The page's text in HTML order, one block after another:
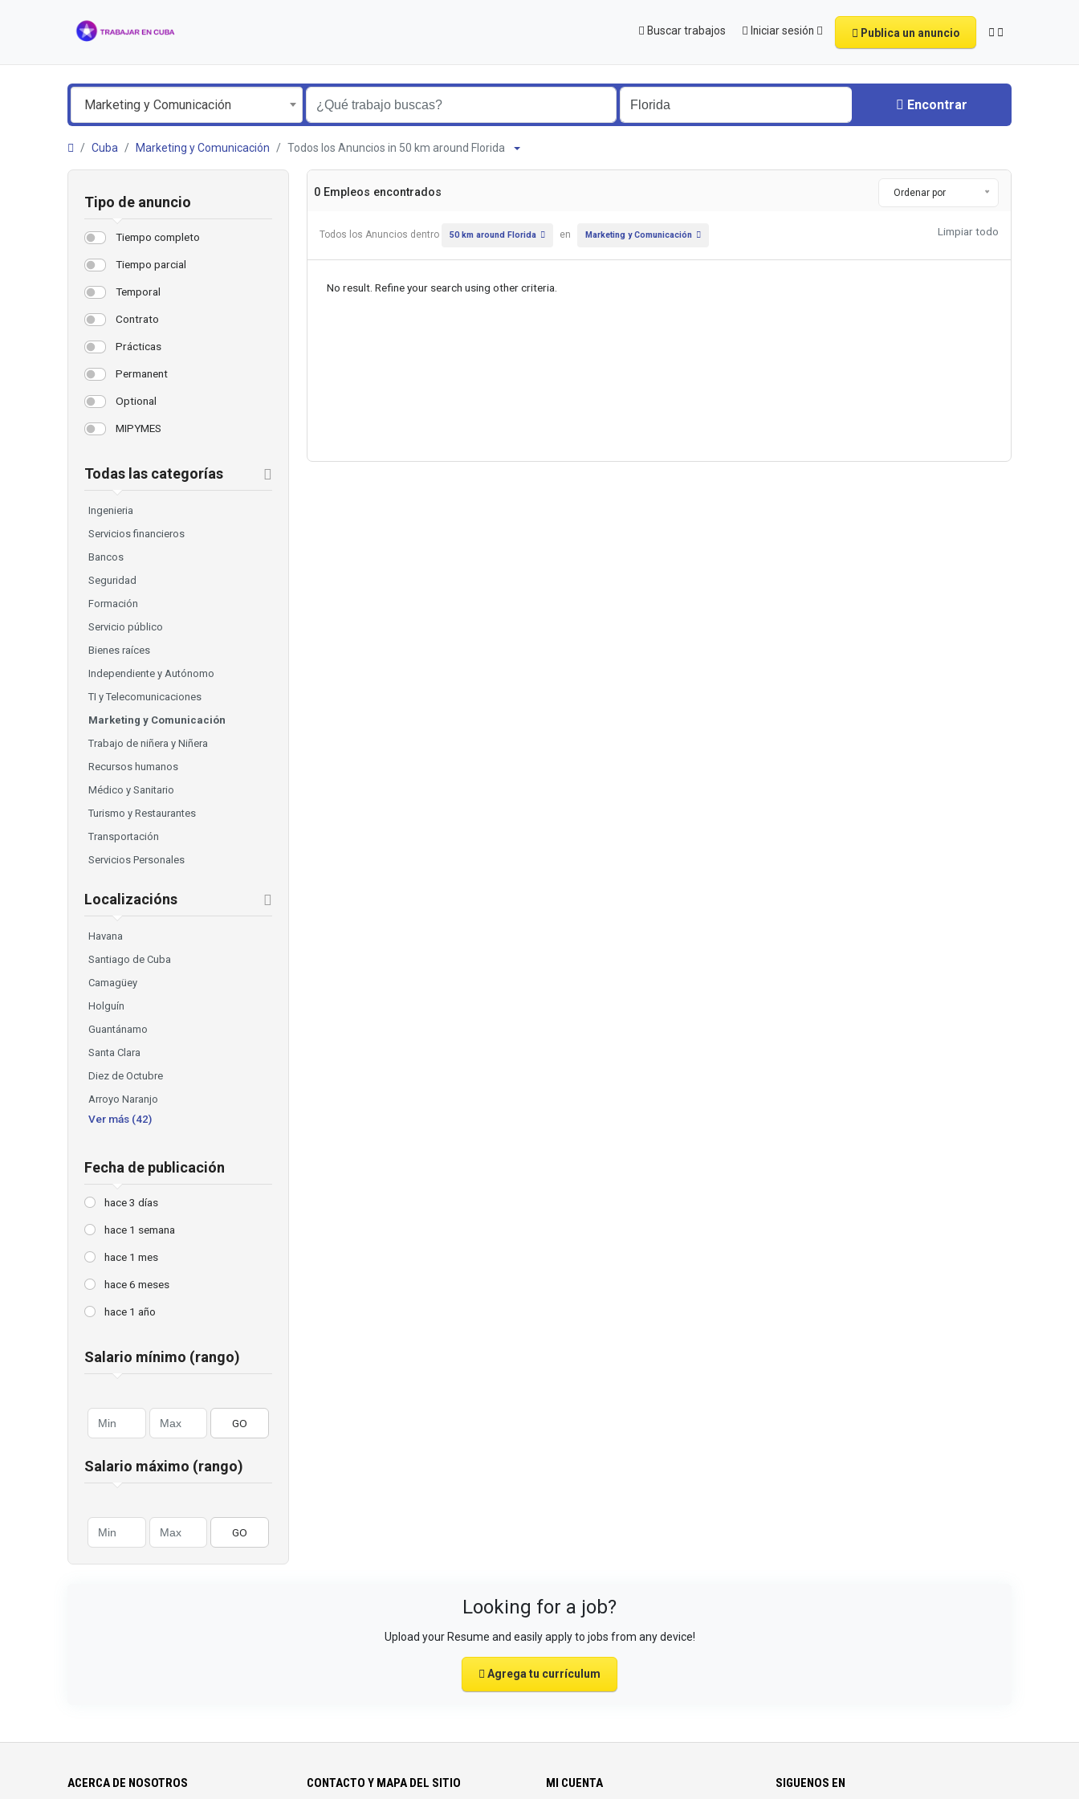
Buscar trabajos Iniciar sesión Publica un anuncio
Marketing y Comunicación Encontrar
Cuba Marketing y Comunicación Todos los Anuncios in 50 km around Florida
Tipo de anuncio
Tiempo completo
Tiempo parcial
Temporal
Contrato
Prácticas
Permanent
Optional
MIPYMES
Todas las categorías
Ingenieria
Servicios financieros
Bancos
Seguridad
Formación
Servicio público
Bienes raíces
Independiente y Autónomo
TI y Telecomunicaciones
Marketing y Comunicación
Trabajo de niñera y Niñera
Recursos humanos
Médico y Sanitario
Turismo y Restaurantes
Transportación
Servicios Personales
Localizacións
Havana
Santiago de Cuba
Camagüey
Holguín
Guantánamo
Santa Clara
Diez de Octubre
Arroyo Naranjo
Ver más (42)
Fecha de publicación
hace 3 días
hace 1 semana
hace 1 mes
hace 6 meses
hace 1 año
Salario mínimo (rango)
GO
Salario máximo (rango)
GO
0 Empleos encontrados Ordenar por
Todos los Anuncios dentro 50 km around Florida en Marketing y Comunicación Limpiar todo
No result. Refine your search using other criteria.
Looking for a job?
Upload your Resume and easily apply to jobs from any device!
Agrega tu currículum
ACERCA DE NOSOTROS CONTACTO Y MAPA DEL SITIO MI CUENTA SIGUENOS EN